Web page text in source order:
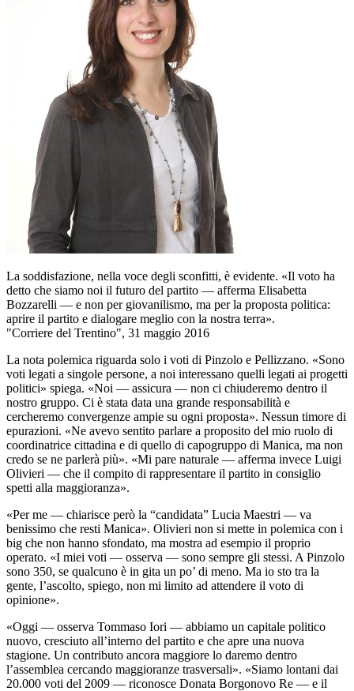
La soddisfazione, nella voce degli sconfitti, è evidente. «Il voto ha
detto che siamo noi il futuro del partito — afferma Elisabetta
Bozzarelli — e non per giovanilismo, ma per la proposta politica:
aprire il partito e dialogare meglio con la nostra terra».
"Corriere del Trentino", 31 maggio 2016
La nota polemica riguarda solo i voti di Pinzolo e Pellizzano. «Sono
voti legati a singole persone, a noi interessano quelli legati ai progetti
politici» spiega. «Noi — assicura — non ci chiuderemo dentro il
nostro gruppo. Ci è stata data una grande responsabilità e
cercheremo convergenze ampie su ogni proposta». Nessun timore di
epurazioni. «Ne avevo sentito parlare a proposito del mio ruolo di
coordinatrice cittadina e di quello di capogruppo di Manica, ma non
credo se ne parlerà più». «Mi pare naturale — afferma invece Luigi
Olivieri — che il compito di rappresentare il partito in consiglio
spetti alla maggioranza».
«Per me — chiarisce però la “candidata” Lucia Maestri — va
benissimo che resti Manica». Olivieri non si mette in polemica con i
big che non hanno sfondato, ma mostra ad esempio il proprio
operato. «I miei voti — osserva — sono sempre gli stessi. A Pinzolo
sono 350, se qualcuno è in gita un po’ di meno. Ma io sto tra la
gente, l’ascolto, spiego, non mi limito ad attendere il voto di
opinione».
«Oggi — osserva Tommaso Iori — abbiamo un capitale politico
nuovo, cresciuto all’interno del partito e che apre una nuova
stagione. Un contributo ancora maggiore lo daremo dentro
l’assemblea cercando maggioranze trasversali». «Siamo lontani dai
20.000 voti del 2009 — riconosce Donata Borgonovo Re — e il